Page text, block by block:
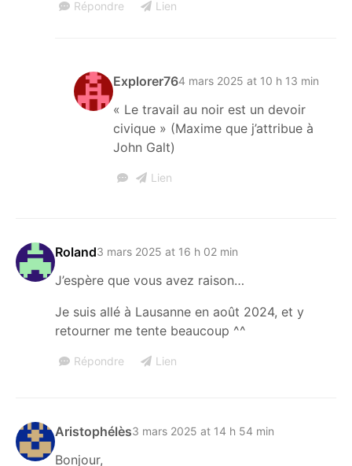
Répondre Lien
Explorer764 mars 2025 at 10 h 13 min
« Le travail au noir est un devoir
civique » (Maxime que j’attribue à
John Galt)
Lien
Roland3 mars 2025 at 16 h 02 min
J’espère que vous avez raison…
Je suis allé à Lausanne en août 2024, et y
retourner me tente beaucoup ^^
Répondre Lien
Aristophélès3 mars 2025 at 14 h 54 min
Bonjour,